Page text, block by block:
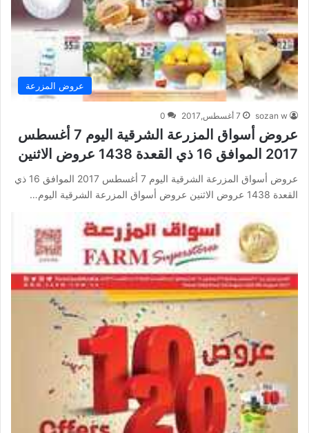
عروض المزرعة
sozan w 7 أغسطس,2017 0
عروض أسواق المزرعة الشرقية اليوم 7 أغسطس
2017 الموافق 16 ذي القعدة 1438 عروض الاثنين
عروض أسواق المزرعة الشرقية اليوم 7 أغسطس 2017 الموافق 16 ذي
القعدة 1438 عروض الاثنين عروض أسواق المزرعة الشرقية اليوم…